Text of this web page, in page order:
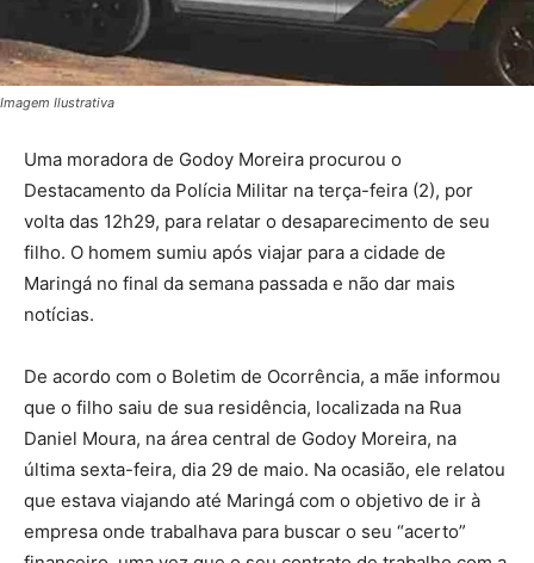
Imagem Ilustrativa
Uma moradora de Godoy Moreira procurou o
Destacamento da Polícia Militar na terça-feira (2), por
volta das 12h29, para relatar o desaparecimento de seu
filho. O homem sumiu após viajar para a cidade de
Maringá no final da semana passada e não dar mais
notícias.
De acordo com o Boletim de Ocorrência, a mãe informou
que o filho saiu de sua residência, localizada na Rua
Daniel Moura, na área central de Godoy Moreira, na
última sexta-feira, dia 29 de maio. Na ocasião, ele relatou
que estava viajando até Maringá com o objetivo de ir à
empresa onde trabalhava para buscar o seu “acerto”